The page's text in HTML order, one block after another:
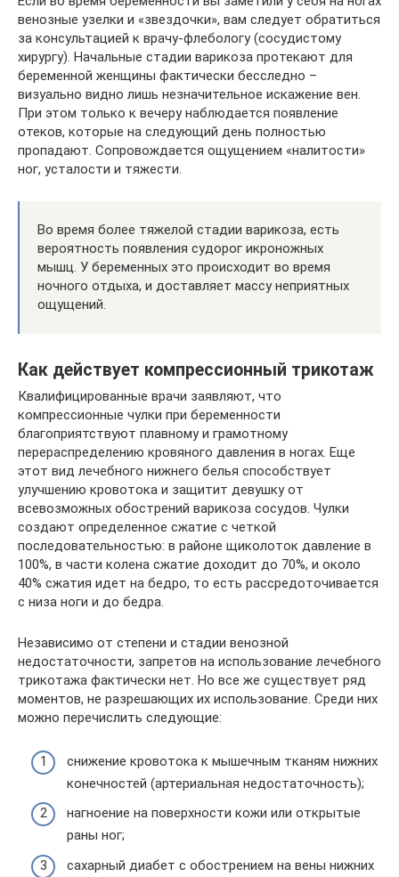
венозные узелки и «звездочки», вам следует обратиться
за консультацией к врачу-флебологу (сосудистому
хирургу). Начальные стадии варикоза протекают для
беременной женщины фактически бесследно –
визуально видно лишь незначительное искажение вен.
При этом только к вечеру наблюдается появление
отеков, которые на следующий день полностью
пропадают. Сопровождается ощущением «налитости»
ног, усталости и тяжести.
Во время более тяжелой стадии варикоза, есть
вероятность появления судорог икроножных
мышц. У беременных это происходит во время
ночного отдыха, и доставляет массу неприятных
ощущений.
Как действует компрессионный трикотаж
Квалифицированные врачи заявляют, что
компрессионные чулки при беременности
благоприятствуют плавному и грамотному
перераспределению кровяного давления в ногах. Еще
этот вид лечебного нижнего белья способствует
улучшению кровотока и защитит девушку от
всевозможных обострений варикоза сосудов. Чулки
создают определенное сжатие с четкой
последовательностью: в районе щиколоток давление в
100%, в части колена сжатие доходит до 70%, и около
40% сжатия идет на бедро, то есть рассредоточивается
с низа ноги и до бедра.
Независимо от степени и стадии венозной
недостаточности, запретов на использование лечебного
трикотажа фактически нет. Но все же существует ряд
моментов, не разрешающих их использование. Среди них
можно перечислить следующие:
снижение кровотока к мышечным тканям нижних
конечностей (артериальная недостаточность);
нагноение на поверхности кожи или открытые
раны ног;
сахарный диабет с обострением на вены нижних